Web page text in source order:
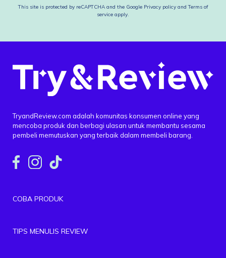
This site is protected by reCAPTCHA and the Google Privacy policy and Terms of
service apply.
TryandReview.com adalah komunitas konsumen online yang
mencoba produk dan berbagi ulasan untuk membantu sesama
pembeli memutuskan yang terbaik dalam membeli barang.
COBA PRODUK
TIPS MENULIS REVIEW